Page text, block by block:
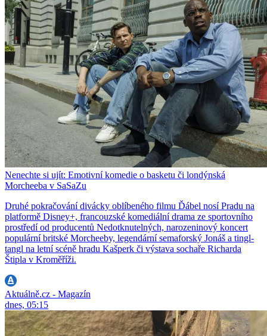
Nenechte si ujít: Emotivní komedie o basketu či londýnská
Morcheeba v SaSaZu
Druhé pokračování divácky oblíbeného filmu Ďábel nosí Pradu na
platformě Disney+, francouzské komediální drama ze sportovního
prostředí od producentů Nedotknutelných, narozeninový koncert
populární britské Morcheeby, legendární semaforský Jonáš a tingl-
tangl na letní scéně hradu Kašperk či výstava sochaře Richarda
Štipla v Kroměříži.
Aktuálně.cz - Magazín
dnes, 05:15